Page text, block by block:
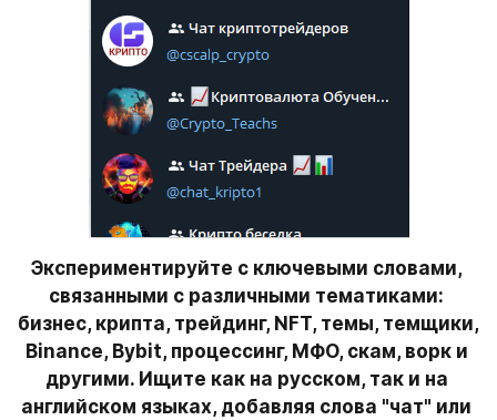
Экспериментируйте с ключевыми словами,
связанными с различными тематиками:
бизнес, крипта, трейдинг, NFT, темы, темщики,
Binance, Bybit, процессинг, МФО, скам, ворк и
другими. Ищите как на русском, так и на
английском языках, добавляя слова "чат" или